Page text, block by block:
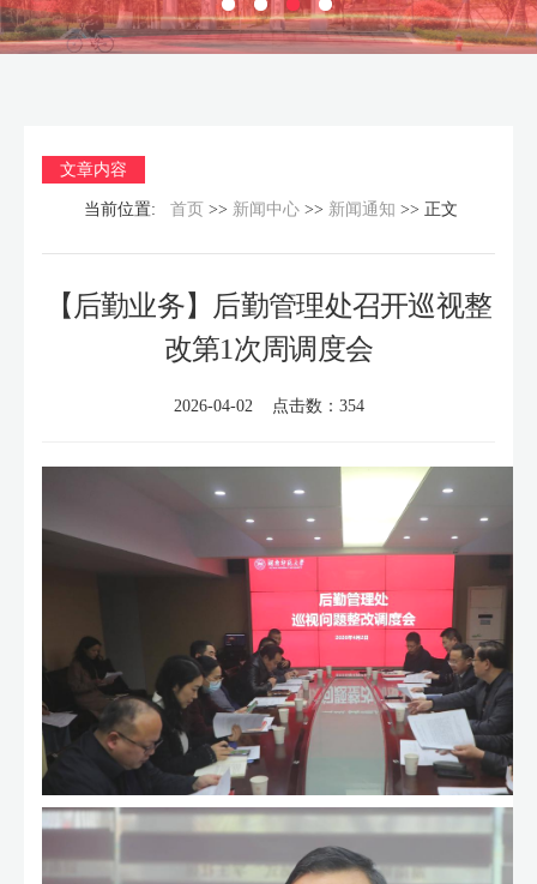
文章内容
当前位置: 首页 >> 新闻中心 >> 新闻通知 >> 正文
【后勤业务】后勤管理处召开巡视整
改第1次周调度会
2026-04-02 点击数： 354